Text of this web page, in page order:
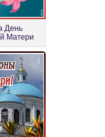
День
Матери